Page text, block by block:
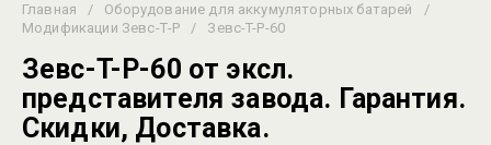
Главная / Оборудование для аккумуляторных батарей
/
Модификации Зевс-Т-Р
/ Зевс-T-Р-60
Зевс-T-Р-60 от эксл.
представителя завода. Гарантия.
Скидки, Доставка.